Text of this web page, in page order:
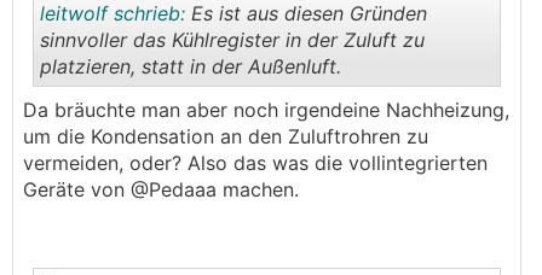
..
leitwolf schrieb: Es ist aus diesen Gründen
sinnvoller das Kühlregister in der Zuluft zu
platzieren, statt in der Außenluft.
Da bräuchte man aber noch irgendeine Nachheizung,
um die Kondensation an den Zuluftrohren zu
vermeiden, oder? Also das was die vollintegrierten
Geräte von @Pedaaa machen.